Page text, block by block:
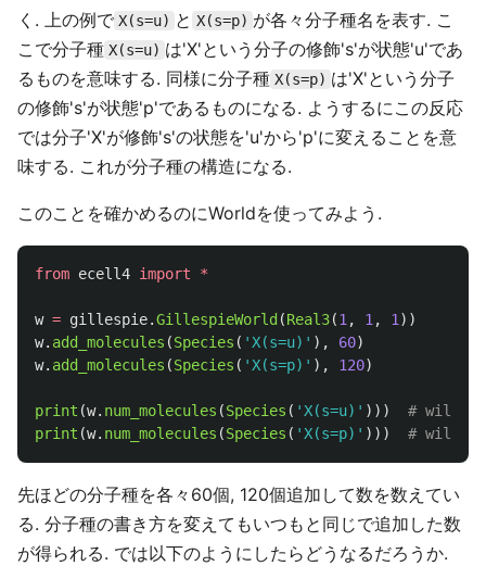
く. 上の例で X(s=u) と X(s=p) が各々分子種名を表す. こ
こで分子種 X(s=u) は'X'という分子の修飾's'が状態'u'であ
るものを意味する. 同様に分子種 X(s=p) は'X'という分子
の修飾's'が状態'p'であるものになる. ようするにこの反応
では分子'X'が修飾's'の状態を'u'から'p'に変えることを意
味する. これが分子種の構造になる.
このことを確かめるのにWorldを使ってみよう.
from ecell4 import *
w = gillespie.GillespieWorld (Real3(1 , 1 , 1 ))
w. add_molecules (Species ( ' X(s=u) ' ), 60)
w. add_molecules (Species ( ' X(s=p) ' ), 120)
print (w. num_molecules (Species ( ' X(s=u) ' )))
print (w. num_molecules (Species ( ' X(s=p) ' )))
先ほどの分子種を各々60個, 120個追加して数を数えてい
る. 分子種の書き方を変えてもいつもと同じで追加した数
が得られる. では以下のようにしたらどうなるだろうか.